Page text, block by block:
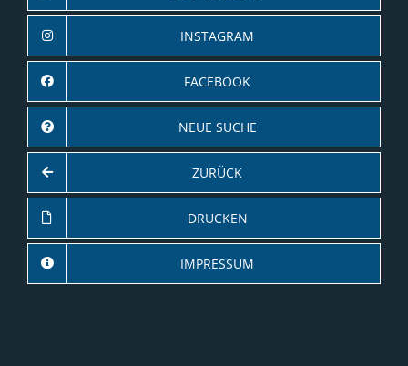
INSTAGRAM
FACEBOOK
NEUE SUCHE
ZURÜCK
DRUCKEN
IMPRESSUM